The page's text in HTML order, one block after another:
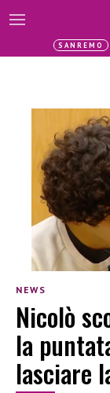
SANREMO
NEWS
Nicolò
la
lasciare